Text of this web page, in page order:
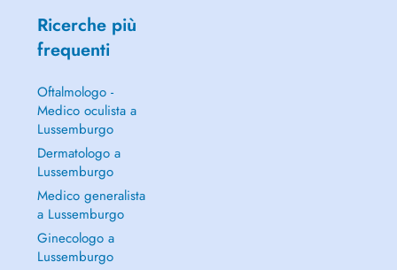
Ricerche più
frequenti
Oftalmologo -
Medico oculista a
Lussemburgo
Dermatologo a
Lussemburgo
Medico generalista
a Lussemburgo
Ginecologo a
Lussemburgo